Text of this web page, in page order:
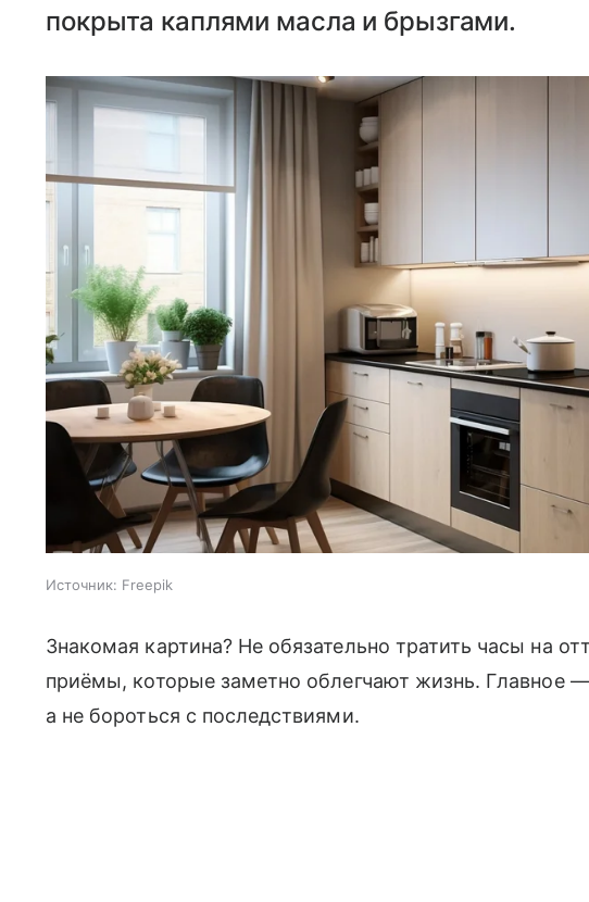
покрыта каплями масла и брызгами.
Источник: Freepik
Знакомая картина? Не обязательно тратить часы на
приёмы, которые заметно облегчают жизнь. Главное
а не бороться с последствиями.